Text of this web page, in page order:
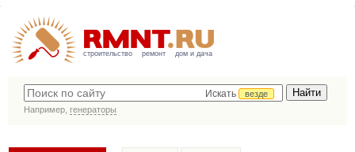
строительство ремонт дом и дача
Искать
везде
Например, генераторы